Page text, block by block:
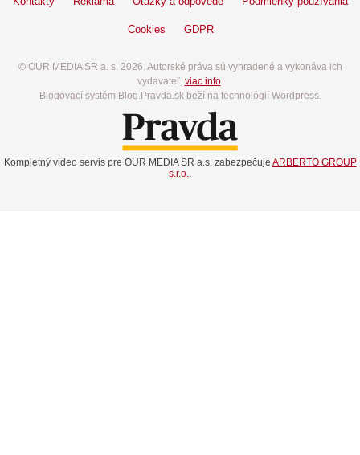
Cookies GDPR
© OUR MEDIA SR a. s. 2026. Autorské práva sú vyhradené a vykonáva ich
vydavateľ, viac info.
Blogovací systém Blog.Pravda.sk beží na technológií Wordpress.
Kompletný video servis pre OUR MEDIA SR a.s. zabezpečuje ARBERTO GROUP
s.r.o.